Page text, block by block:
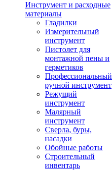
Инструмент и расходные
материалы
Гладилки
Измерительный
инструмент
Пистолет для
монтажной пены и
герметиков
Профессиональный
ручной инструмент
Режущий
инструмент
Малярный
инструмент
Сверла, буры,
насадки
Обойные работы
Строительный
инвентарь